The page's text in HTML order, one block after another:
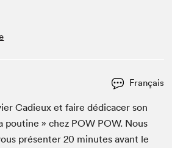
Français
Cadieux et faire dédi­cac­er son
pou­tine » chez POW POW. Nous
présen­ter20 min­utes avant le